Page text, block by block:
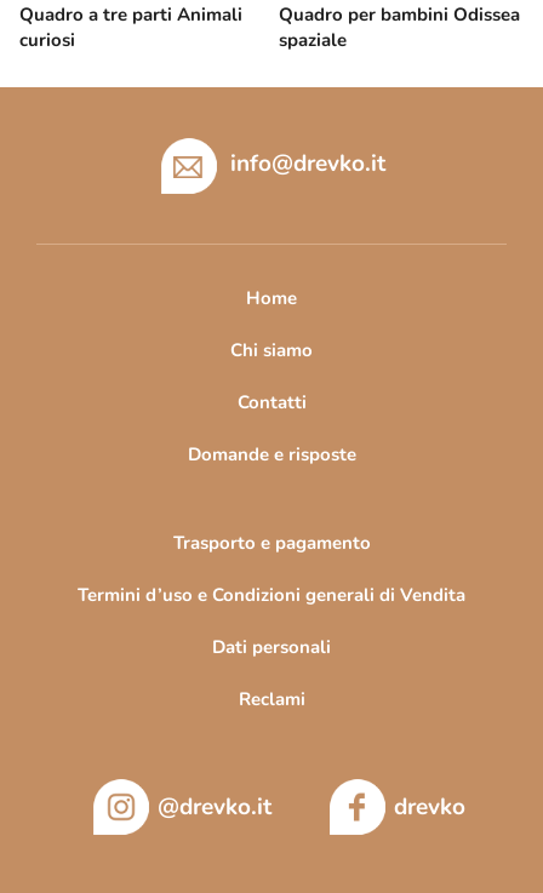
Quadro a tre parti Animali
curiosi
Quadro per bambini Odissea
spaziale
info@drevko.it
Home
Chi siamo
Contatti
Domande e risposte
Trasporto e pagamento
Termini d’uso e Condizioni generali di Vendita
Dati personali
Reclami
@drevko.it drevko